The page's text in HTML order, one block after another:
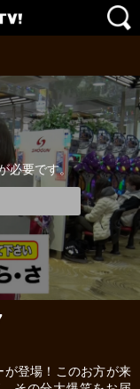
必要です。
登場！このお方が来